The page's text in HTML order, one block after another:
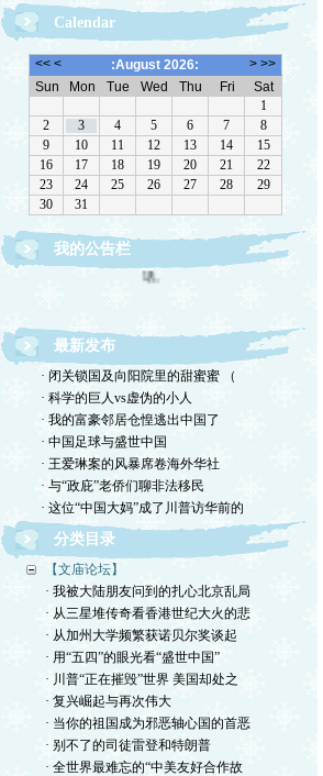
Calendar
我的公告栏
欢迎转载，但请注明来源。理性讨论，拒绝一切脏
最新发布
· 闭关锁国及向阳院里的甜蜜蜜 （
· 科学的巨人vs虚伪的小人
· 我的富豪邻居仓惶逃出中国了
· 中国足球与盛世中国
· 王爱琳案的风暴席卷海外华社
· 与“政庇”老侨们聊非法移民
· 这位“中国大妈”成了川普访华前的
分类目录
【文庙论坛】
· 我被大陆朋友问到的扎心北京乱局
· 从三星堆传奇看香港世纪大火的悲
· 从加州大学频繁获诺贝尔奖谈起
· 用“五四”的眼光看“盛世中国”
· 川普“正在摧毁”世界 美国却处之
· 复兴崛起与再次伟大
· 当你的祖国成为邪恶轴心国的首恶
· 别不了的司徒雷登和特朗普
· 全世界最难忘的“中美友好合作故